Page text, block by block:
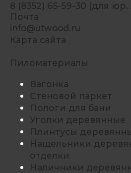
8 (8352) 65-59-30 (для юр.
Почта
info@utwood.ru
Карта сайта
Пиломатериалы
Вагонка
Стеновой паркет
Пологи для бани
Уголки деревянные
Плинтусы
Нащельники
отделки
Наличники